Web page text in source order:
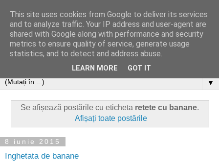
▼
Se afișează postările cu eticheta retete cu banane.
Afișați toate postările
8 iunie 2015
Inghetata de banane
This site uses cookies from Google to deliver its services
and to analyze traffic. Your IP address and user-agent are
shared with Google along with performance and security
metrics to ensure quality of service, generate usage
statistics, and to detect and address abuse.
LEARN MORE GOT IT